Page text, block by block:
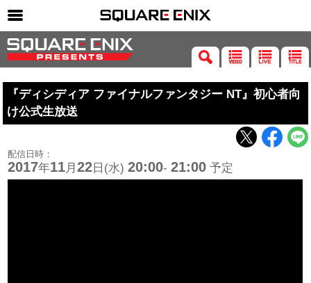
SQUARE ENIX 公式サイトメニュー
マガジン＆ブックス
ミュージック
グッズ
ストア
『ディシディア ファイナルファンタジー NT』初心者向
け公式生放送
配信日時：
2017年11月22 日(水)20:00-21:00 予定